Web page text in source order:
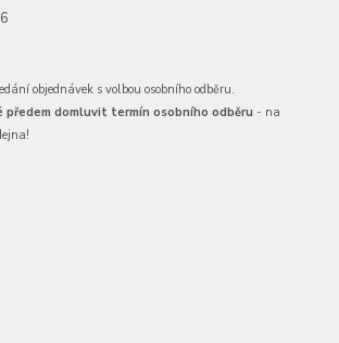
objednávek s volbou osobního odběru.
předem domluvit termín osobního odběru - na